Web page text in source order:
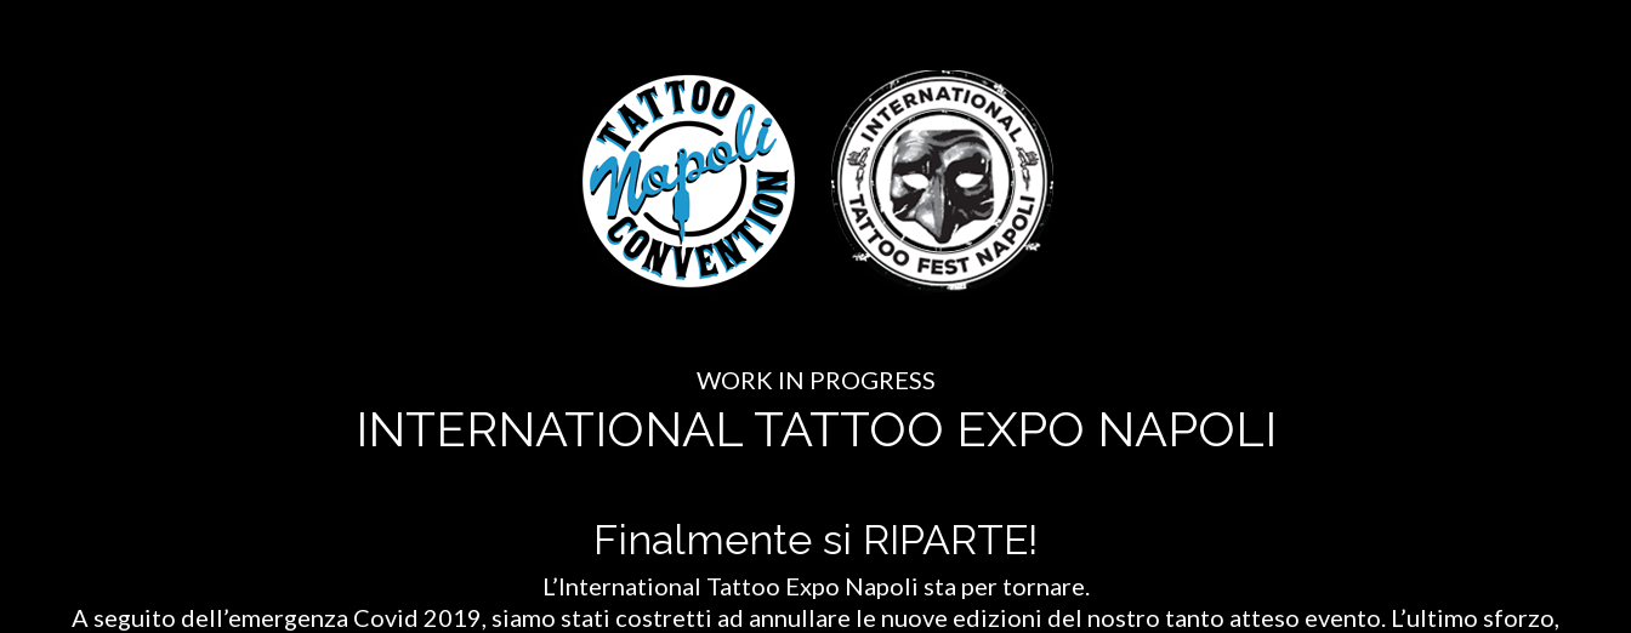
WORK IN PROGRESS
INTERNATIONAL TATTOO EXPO NAPOLI
Finalmente si RIPARTE!
L’International Tattoo Expo Napoli sta per tornare.
A seguito dell’emergenza Covid 2019, siamo stati costretti ad annullare le nuove edizioni del nostro tanto atteso evento. L’ultimo sforzo,